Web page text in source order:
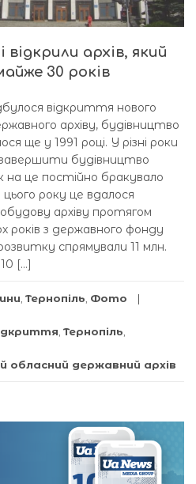
відкрили архів, який
30 років
відкриття нового
архіву, будівництво
ще у 1991 році. У різні роки
завершити будівництво
на це постійно бракувало
року це вдалося
архіву протягом
років з державного фонду
спрямували 11 млн.
[…]
Тернопіль Фото
Тернопіль
обласний державний архів